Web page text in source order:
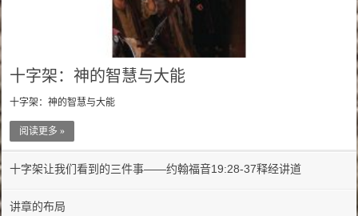
十字架：神的智慧与大能
十字架：神的智慧与大能
阅读更多 »
十字架让我们看到的三件事——约翰福音19:28-37释经讲道
讲章的布局